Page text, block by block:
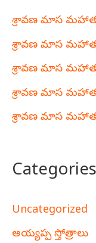
శ్రావణ మాస
శ్రావణ మాస
శ్రావణ మాస
శ్రావణ మాస
శ్రావణ మాస
Categories
Uncategorized
అయ్యప్ప స్తోత్రాలు